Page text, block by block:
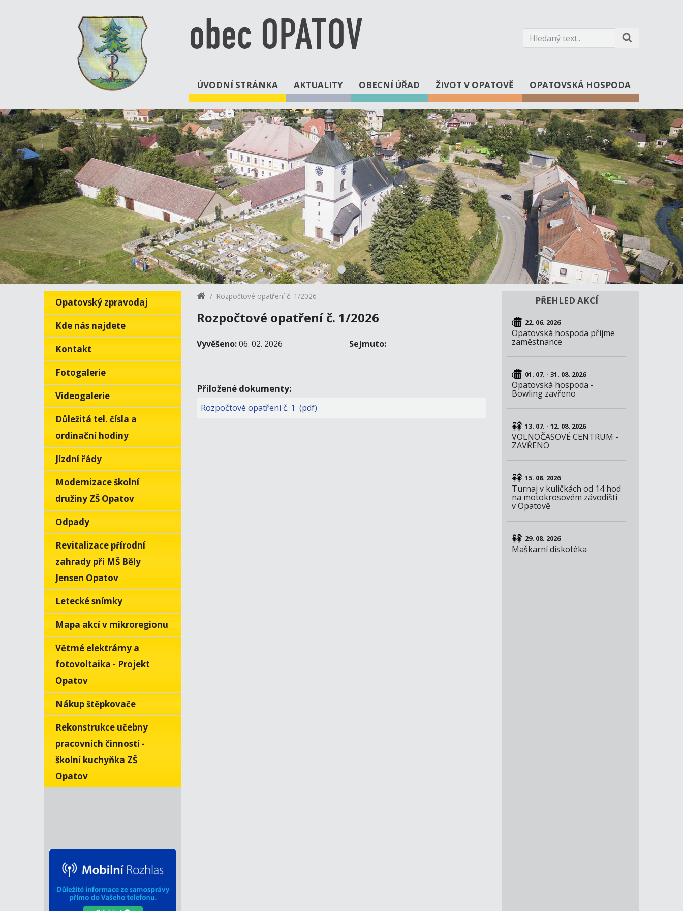
obec OPATOV
ÚVODNÍ STRÁNKA AKTUALITY OBECNÍ ÚŘAD ŽIVOT V OPATOVĚ OPATOVSKÁ HOSPODA
Opatovský zpravodaj
Kde nás najdete
Kontakt
Fotogalerie
Videogalerie
Důležitá tel. čísla a
ordinační hodiny
Jízdní řády
Modernizace školní
družiny ZŠ Opatov
Odpady
Revitalizace přírodní
zahrady při MŠ Běly
Jensen Opatov
Letecké snímky
Mapa akcí v mikroregionu
Větrné elektrárny a
fotovoltaika - Projekt
Opatov
Nákup štěpkovače
Rekonstrukce učebny
pracovních činností -
školní kuchyňka ZŠ
Opatov
Rozpočtové opatření č. 1/2026
Rozpočtové opatření č. 1/2026
Vyvěšeno:06. 02. 2026 Sejmuto:
Přiložené dokumenty:
Rozpočtové opatření č. 1 (pdf)
PŘEHLED AKCÍ
22. 06. 2026
Opatovská hospoda přijme
zaměstnance
01. 07. - 31. 08. 2026
Opatovská hospoda -
Bowling zavřeno
13. 07. - 12. 08. 2026
VOLNOČASOVÉ CENTRUM -
ZAVŘENO
15. 08. 2026
Turnaj v kuličkách od 14 hod
na motokrosovém závodišti
v Opatově
29. 08. 2026
Maškarní diskotéka